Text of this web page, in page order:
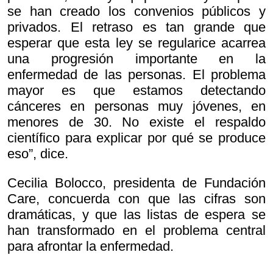
se han creado los convenios públicos y
privados. El retraso es tan grande que
esperar que esta ley se regularice acarrea
una progresión importante en la
enfermedad de las personas. El problema
mayor es que estamos detectando
cánceres en personas muy jóvenes, en
menores de 30. No existe el respaldo
científico para explicar por qué se produce
eso”, dice.
Cecilia Bolocco, presidenta de Fundación
Care, concuerda con que las cifras son
dramáticas, y que las listas de espera se
han transformado en el problema central
para afrontar la enfermedad.